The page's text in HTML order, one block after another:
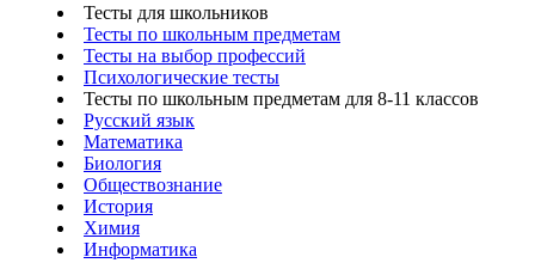
Тесты для школьников
Тесты по школьным предметам
Тесты на выбор профессий
Психологические тесты
Тесты по школьным предметам для 8-11 классов
Русский язык
Математика
Биология
Обществознание
История
Химия
Информатика